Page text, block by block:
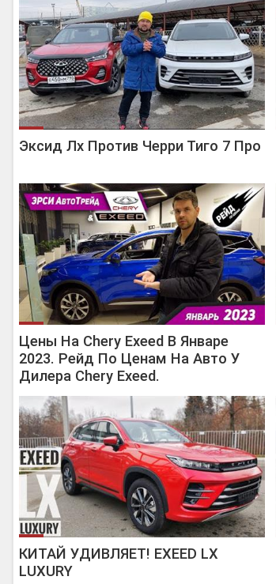
Эксид Лх Против Черри Тиго 7 Про
Цены На Chery Exeed В Январе
2023. Рейд По Ценам На Авто У
Дилера Chery Exeed.
КИТАЙ УДИВЛЯЕТ! EXEED LX
LUXURY